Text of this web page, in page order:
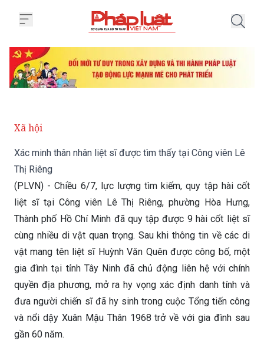
Xã hội
Xác minh thân nhân liệt sĩ được tìm thấy tại Công viên Lê
Thị Riêng
(PLVN) - Chiều 6/7, lực lượng tìm kiếm, quy tập hài cốt
liệt sĩ tại Công viên Lê Thị Riêng, phường Hòa Hưng,
Thành phố Hồ Chí Minh đã quy tập được 9 hài cốt liệt sĩ
cùng nhiều di vật quan trọng. Sau khi thông tin về các di
vật mang tên liệt sĩ Huỳnh Văn Quên được công bố, một
gia đình tại tỉnh Tây Ninh đã chủ động liên hệ với chính
quyền địa phương, mở ra hy vọng xác định danh tính và
đưa người chiến sĩ đã hy sinh trong cuộc Tổng tiến công
và nổi dậy Xuân Mậu Thân 1968 trở về với gia đình sau
gần 60 năm.